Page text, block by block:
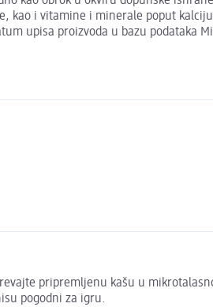
kao i vitamine i minerale poput
upisa proizvoda u bazu podataka
pripremljenu kašu u
pogodni za igru.